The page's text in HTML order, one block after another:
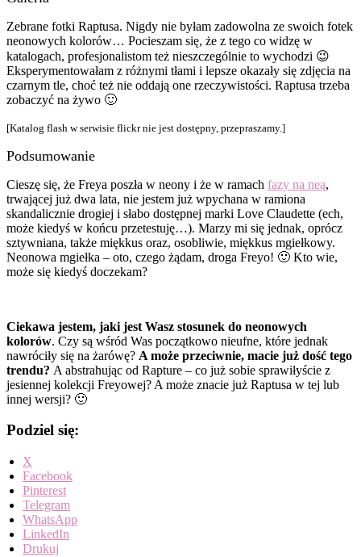
Zebrane fotki Raptusa. Nigdy nie byłam zadowolna ze swoich fotek
neonowych kolorów… Pocieszam się, że z tego co widzę w
katalogach, profesjonalistom też nieszczególnie to wychodzi 😉
Eksperymentowałam z różnymi tłami i lepsze okazały się zdjęcia na
czarnym tle, choć też nie oddają one rzeczywistości. Raptusa trzeba
zobaczyć na żywo 🙂
[Katalog flash w serwisie flickr nie jest dostępny, przepraszamy.]
Podsumowanie
Cieszę się, że Freya poszła w neony i że w ramach fazy na neą,
trwającej już dwa lata, nie jestem już wpychana w ramiona
skandalicznie drogiej i słabo dostępnej marki Love Claudette (ech,
może kiedyś w końcu przetestuję…). Marzy mi się jednak, oprócz
sztywniana, także miękkus oraz, osobliwie, miękkus mgiełkowy.
Neonowa mgiełka – oto, czego żądam, droga Freyo! 🙂 Kto wie,
może się kiedyś doczekam?
Ciekawa jestem, jaki jest Wasz stosunek do neonowych
kolorów. Czy są wśród Was początkowo nieufne, które jednak
nawróciły się na żarówę? A może przeciwnie, macie już dość tego
trendu? A abstrahując od Rapture – co już sobie sprawiłyście z
jesiennej kolekcji Freyowej? A może znacie już Raptusa w tej lub
innej wersji? 🙂
Podziel się:
X
Facebook
Pinterest
Telegram
WhatsApp
LinkedIn
Drukuj